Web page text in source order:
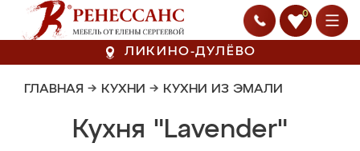
0
ЛИКИНО-ДУЛЁВО
ГЛАВНАЯ → КУХНИ → КУХНИ ИЗ ЭМАЛИ
Кухня "Lavender"